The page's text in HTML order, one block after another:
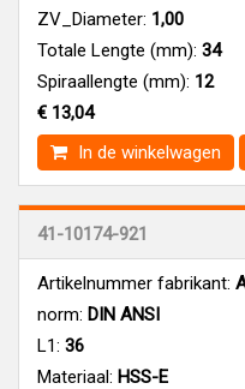
ZV_Diameter: 1,00
Totale Lengte (mm): 34
Spiraallengte (mm): 12
€ 13,04
In de winkelwagen
41-10174-921
Artikelnummer fabrikant:
norm: DIN ANSI
L1: 36
Materiaal: HSS-E